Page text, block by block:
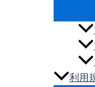
利用